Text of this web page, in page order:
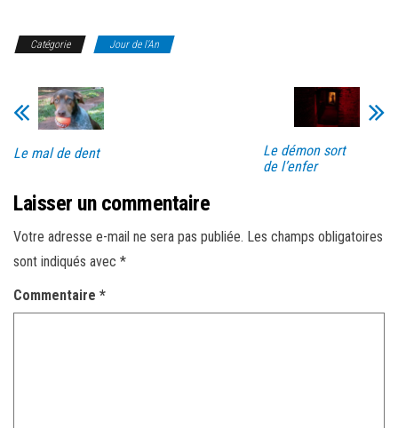
Catégorie Jour de l'An
Le mal de dent
Le démon sort
de l’enfer
Laisser un commentaire
Votre adresse e-mail ne sera pas publiée. Les champs obligatoires
sont indiqués avec *
Commentaire *